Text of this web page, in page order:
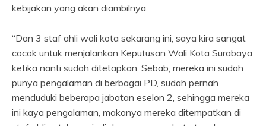
kebijakan yang akan diambilnya.
“Dan 3 staf ahli wali kota sekarang ini, saya kira sangat
cocok untuk menjalankan Keputusan Wali Kota Surabaya
ketika nanti sudah ditetapkan. Sebab, mereka ini sudah
punya pengalaman di berbagai PD, sudah pernah
menduduki beberapa jabatan eselon 2, sehingga mereka
ini kaya pengalaman, makanya mereka ditempatkan di